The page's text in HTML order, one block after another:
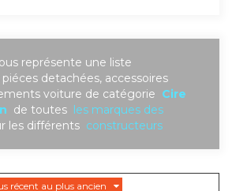
représente une liste
detachées, accessoires
voiture de catégorie Cire
de toutes les marques des
les différents constructeurs
récent au plus ancien